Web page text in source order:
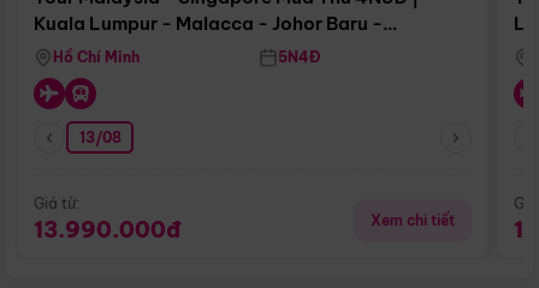
Kuala Lumpur - Malacca - Johor Baru -
Singapore
Hồ Chí Minh 5N4Đ
13/08
Giá từ:
13.990.000đ Xem chi tiết